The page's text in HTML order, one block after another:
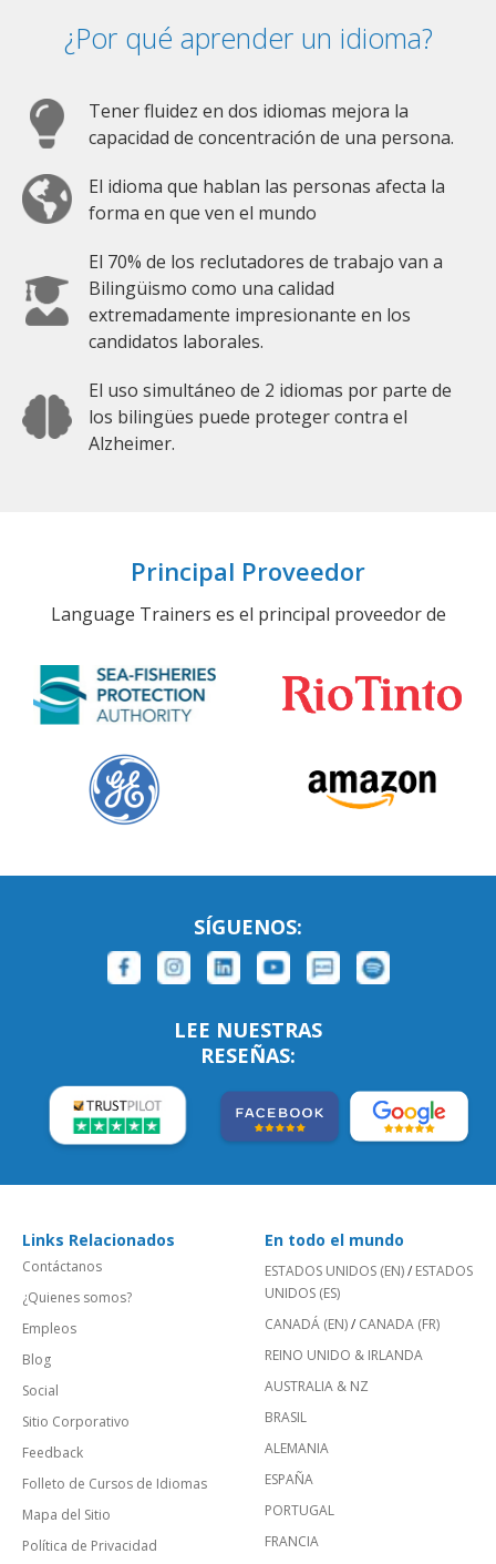
¿Por qué aprender un idioma?
Tener fluidez en dos idiomas mejora la
capacidad de concentración de una persona.
El idioma que hablan las personas afecta la
forma en que ven el mundo
El 70% de los reclutadores de trabajo van a
Bilingüismo como una calidad
extremadamente impresionante en los
candidatos laborales.
El uso simultáneo de 2 idiomas por parte de
los bilingües puede proteger contra el
Alzheimer.
Principal Proveedor
Language Trainers es el principal proveedor de
SÍGUENOS:
LEE NUESTRAS
RESEÑAS:
Links Relacionados
Contáctanos
¿Quienes somos?
Empleos
Blog
Social
Sitio Corporativo
Feedback
Folleto de Cursos de Idiomas
Mapa del Sitio
Política de Privacidad
En todo el mundo
ESTADOS UNIDOS (EN)/ ESTADOS
UNIDOS (ES)
CANADÁ (EN)/ CANADA (FR)
REINO UNIDO & IRLANDA
AUSTRALIA & NZ
BRASIL
ALEMANIA
ESPAÑA
PORTUGAL
FRANCIA